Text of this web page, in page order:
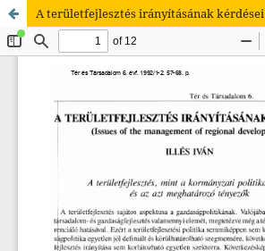
A területfejlesztés irányításának kérdései